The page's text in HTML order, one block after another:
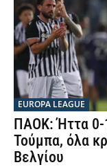
EUROPA LEAGUE
ΠΑΟΚ: Ήττα 0-
Τούμπα, όλα
Βελγίου